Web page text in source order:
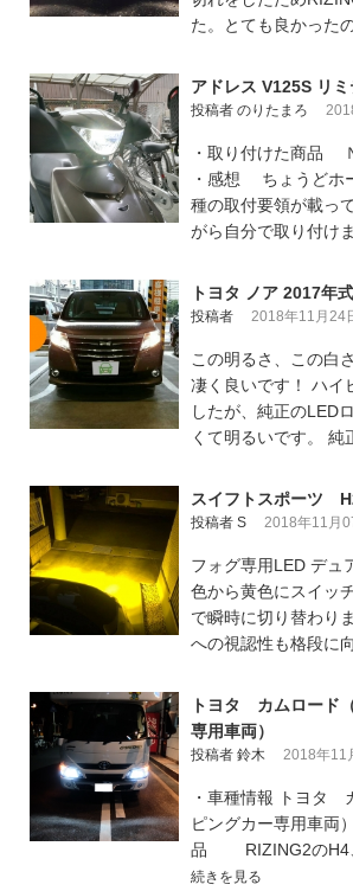
た。とても良かった
アドレス V125S リミ
投稿者 のりたまろ
・取り付けた商品
・感想 ちょうどホ
種の取付要領が載っ
がら自分で取り付け
トヨタ ノア 2017年
投稿者 2018年11月24
この明るさ、この白
凄く良いです！ ハイ
したが、純正のLED
くて明るいです。 純
スイフトスポーツ
投稿者 S 2018年11月
フォグ専用LED デュ
色から黄色にスイ
で瞬時に切り替わり
への視認性も格段に
トヨタ カムロード
専用車両）
投稿者 鈴木 2018年11
・車種情報 トヨタ
ピングカー専用車両
品 RIZING2のH4
続きを見る